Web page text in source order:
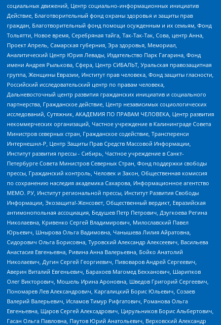
социальных движений, Центр социально-информационных инициатив
Действие, Благотворительный фонд охраны здоровья и защиты прав
граждан, Благотворительный фонд помощи осужденным и их семьям, Фонд
Тольятти, Новое время, Серебряная тайга, Так-Так-Так, Сова, центр Анна,
Проект Апрель, Самарская губерния, Эра здоровья, Мемориал,
Аналитический Центр Юрия Левады, Издательство Парк Гагарина, Фонд
имени Андрея Рылькова, Сфера, Центр СИБАЛЬТ, Уральская правозащитная
группа, Женщины Евразии, Институт прав человека, Фонд защиты гласности,
Российский исследовательский центр по правам человека,
Дальневосточный центр развития гражданских инициатив и социального
партнерства, Гражданское действие, Центр независимых социологических
исследований, Сутяжник, АКАДЕМИЯ ПО ПРАВАМ ЧЕЛОВЕКА, Центр развития
некоммерческих организаций, Частное учреждение в Калининграде Совета
Министров северных стран, Гражданское содействие, Трансперенси
Интернешнл-Р, Центр Защиты Прав Средств Массовой Информации,
Институт развития прессы - Сибирь, Частное учреждение в Санкт-
Петербурге Совета Министров Северных Стран, Фонд поддержки свободы
прессы, Гражданский контроль, Человек и Закон, Общественная комиссия
по сохранению наследия академика Сахарова, Информационное агентство
МЕМО. РУ, Институт региональной прессы, Институт Развития Свободы
Информации, Экозащита!-Женсовет, Общественный вердикт, Евразийская
антимонопольная ассоциация, Бедушев Петр Петрович, Дзугкоева Регина
Николаевна, Кривенко Сергей Владимирович, Милославский Павел
Юрьевич, Шнырова Ольга Вадимовна, Чанышева Лилия Айратовна,
Сидорович Ольга Борисовна, Туровский Александр Алексеевич, Васильева
Анастасия Евгеньевна, Ривина Анна Валерьевна, Бойко Анатолий
Николаевич, Дугин Сергей Георгиевич, Пивоваров Андрей Сергеевич,
Аверин Виталий Евгеньевич, Барахоев Магомед Бекханович, Шарипков
Олег Викторович, Мошель Ирина Ароновна, Шведов Григорий Сергеевич,
Пономарев Лев Александрович, Каргалицкий Борис Юльевич, Созаев
Валерий Валерьевич, Исламов Тимур Рифгатович, Романова Ольга
Евгеньевна, Щаров Сергей Алексадрович, Цирульников Борис Альбертович,
Гасан Ольга Павловна, Паутов Юрий Анатольевич, Верховский Александр